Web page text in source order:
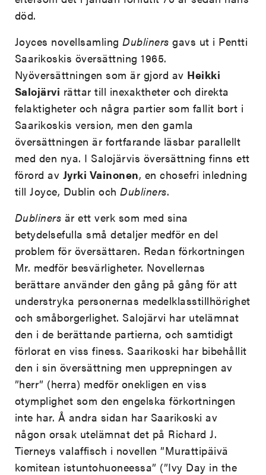
död.
Joyces novellsamlingDubliners gavs ut i Pentti
Saarikoskis översättning 1965.
Nyöversättningen som är gjord av Heikki
Salojärvi rättar till inexaktheter och direkta
felaktigheter och några partier som fallit bort i
Saarikoskis version, men den gamla
översättningen är fortfarande läsbar parallellt
med den nya. I Salojärvis översättning finns ett
förord av Jyrki Vainonen, en chosefri inledning
till Joyce, Dublin ochDubliners.
Dubliners är ett verk som med sina
betydelsefulla små detaljer medför en del
problem för översättaren. Redan förkortningen
Mr. medför besvärligheter. Novellernas
berättare använder den gång på gång för att
understryka personernas medelklasstillhörighet
och småborgerlighet. Salojärvi har utelämnat
den i de berättande partierna, och samtidigt
förlorat en viss finess. Saarikoski har bibehållit
den i sin översättning men upprepningen av
”herr” (herra) medför onekligen en viss
otymplighet som den engelska förkortningen
inte har. Å andra sidan har Saarikoski av
någon orsak utelämnat det på Richard J.
Tierneys valaffisch i novellen ”Murattipäivä
komitean istuntohuoneessa” (”Ivy Day in the